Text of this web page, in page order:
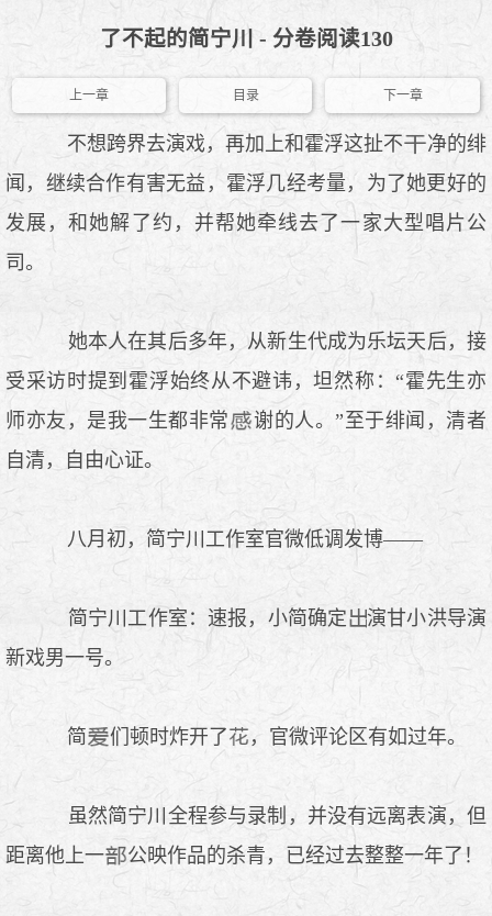
了不起的简宁川 - 分卷阅读130
上一章 目录 下一章
不想跨界去演戏，再加上和霍浮这扯不
净的绯
闻，继续合作有害无益，霍浮几经考量，为了她更好的
发展，和她解了约，并帮她牵线去了一家大型唱片公
司。
她本人在其后多年，从新生代成为乐坛天后，接
受采访时提到霍浮始终从不避讳，坦然称：“霍先生亦
师亦友，是我一生都非常
谢的人。”至于绯闻，清者
自清，自由心证。
八月初，简宁川工作室官微低调发博——
简宁川工作室：速报，小简确定
演甘小洪导演
新戏男一号。
简 们顿时炸开了 ，官微评论区有如过年。
虽然简宁川全程参与录制，并没有远离表演，但
距离他上一
公映作品的杀青，已经过去整整一年了！